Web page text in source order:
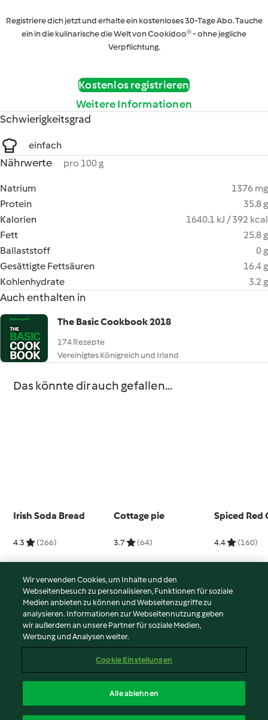
Registriere dich jetzt und erhalte ein kostenloses 30-Tage Abo. Tauche
ein in die kulinarische die Welt von Cookidoo® - ohne jegliche
Verpflichtung.
Kostenlos registrieren
Weitere Informationen
Schwierigkeitsgrad
einfach
Nährwerte pro 100 g
Natrium
1376 mg
Protein
35.8 g
Kalorien
1640.1 kJ / 392 kcal
Fett
25.8 g
Ballaststoff
0 g
Gesättigte Fettsäuren
16.4 g
Kohlenhydrate
3.2 g
Auch enthalten in
The Basic Cookbook 2018
174 Rezepte
Vereinigtes Königreich und Irland
Das könnte dir auch gefallen...
Irish Soda Bread
4.3 (266)
Cottage pie
3.7 (64)
Spiced Red
4.4 (160)
© Copyright 2026
Nutzungsbedingungen
Datenschutzrichtlinien
Impressum
Inhalt melden
Wir verwenden Cookies, um Inhalte und den
Webseitenbesuch zu personalisieren, Funktionen für soziale
Medien anbieten zu können und Webseitenzugriffe zu
analysieren. Informationen zur Webseitennutzung geben
wir außerdem an unsere Partner für soziale Medien,
Werbung und Analysen weiter.
Cookie Einstellungen
Alle ablehnen